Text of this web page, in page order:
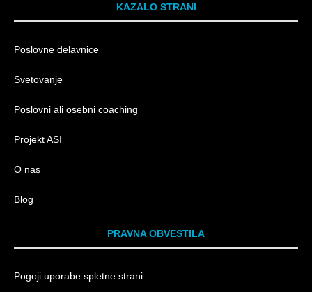
KAZALO STRANI
Poslovne delavnice
Svetovanje
Poslovni ali osebni coaching
Projekt ASI
O nas
Blog
PRAVNA OBVESTILA
Pogoji uporabe spletne strani